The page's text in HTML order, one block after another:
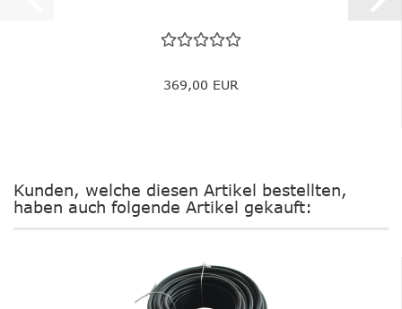
369,00 EUR
Kunden, welche diesen Artikel bestellten,
haben auch folgende Artikel gekauft: